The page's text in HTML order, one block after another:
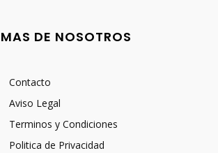
MAS DE NOSOTROS
Contacto
Aviso Legal
Terminos y Condiciones
Politica de Privacidad